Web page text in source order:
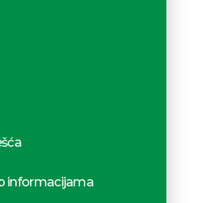
informacijama